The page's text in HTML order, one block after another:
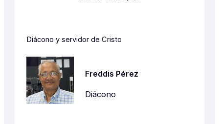
Diácono y servidor de Cristo
Freddis Pérez
Diácono